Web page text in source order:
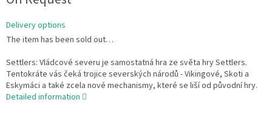
Delivery options
The item has been sold out…
Settlers: Vládcové severu je samostatná hra ze světa hry Settlers.
Tentokráte vás čeká trojice severských národů - Vikingové, Skoti a
Eskymáci a také zcela nové mechanismy, které se liší od původní hry.
Detailed information